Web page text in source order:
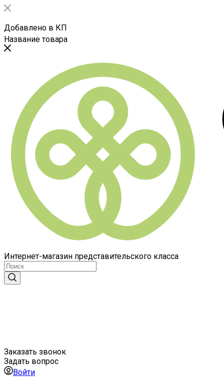
Добавлено в КП
Название товара
Интернет-магазин представительского класса
Заказать звонок
Задать вопрос
Войти